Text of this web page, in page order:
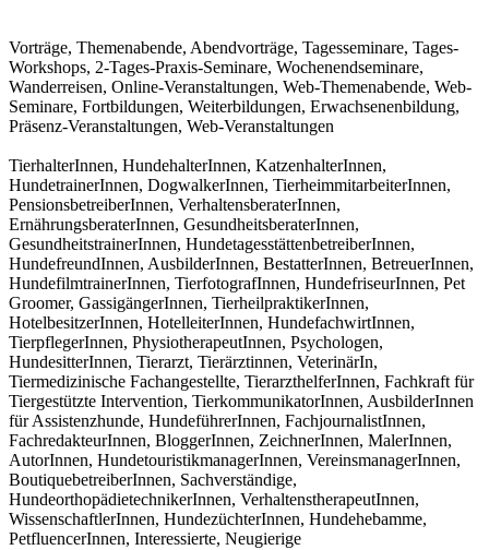
Vorträge, Themenabende, Abendvorträge, Tagesseminare, Tages-
Workshops, 2-Tages-Praxis-Seminare, Wochenendseminare,
Wanderreisen, Online-Veranstaltungen, Web-Themenabende, Web-
Seminare, Fortbildungen, Weiterbildungen, Erwachsenenbildung,
Präsenz-Veranstaltungen, Web-Veranstaltungen
TierhalterInnen, HundehalterInnen, KatzenhalterInnen,
HundetrainerInnen, DogwalkerInnen, TierheimmitarbeiterInnen,
PensionsbetreiberInnen, VerhaltensberaterInnen,
ErnährungsberaterInnen, GesundheitsberaterInnen,
GesundheitstrainerInnen, HundetagesstättenbetreiberInnen,
HundefreundInnen, AusbilderInnen, BestatterInnen, BetreuerInnen,
HundefilmtrainerInnen, TierfotografInnen, HundefriseurInnen, Pet
Groomer, GassigängerInnen, TierheilpraktikerInnen,
HotelbesitzerInnen, HotelleiterInnen, HundefachwirtInnen,
TierpflegerInnen, PhysiotherapeutInnen, Psychologen,
HundesitterInnen, Tierarzt, Tierärztinnen, VeterinärIn,
Tiermedizinische Fachangestellte, TierarzthelferInnen, Fachkraft für
Tiergestützte Intervention, TierkommunikatorInnen, AusbilderInnen
für Assistenzhunde, HundeführerInnen, FachjournalistInnen,
FachredakteurInnen, BloggerInnen, ZeichnerInnen, MalerInnen,
AutorInnen, HundetouristikmanagerInnen, VereinsmanagerInnen,
BoutiquebetreiberInnen, Sachverständige,
HundeorthopädietechnikerInnen, VerhaltenstherapeutInnen,
WissenschaftlerInnen, HundezüchterInnen, Hundehebamme,
PetfluencerInnen, Interessierte, Neugierige